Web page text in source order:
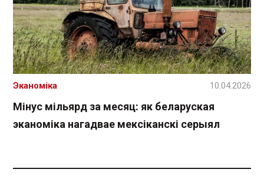
Мінус мільярд за месяц: як беларуская
эканоміка нагадвае мексіканскі серыял
Эканоміка 10.04.2026